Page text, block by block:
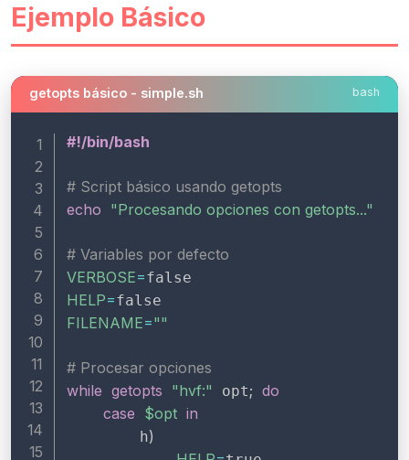
Ejemplo Básico
getopts básico - simple.sh bash
#!/bin/bash
# Script básico usando getopts
echo "Procesando opciones con getopts..."
# Variables por defecto
VERBOSE=
HELP=
FILENAME=""
# Procesar opciones
while getopts "hvf:" opt; do
case $opt in
        h
)